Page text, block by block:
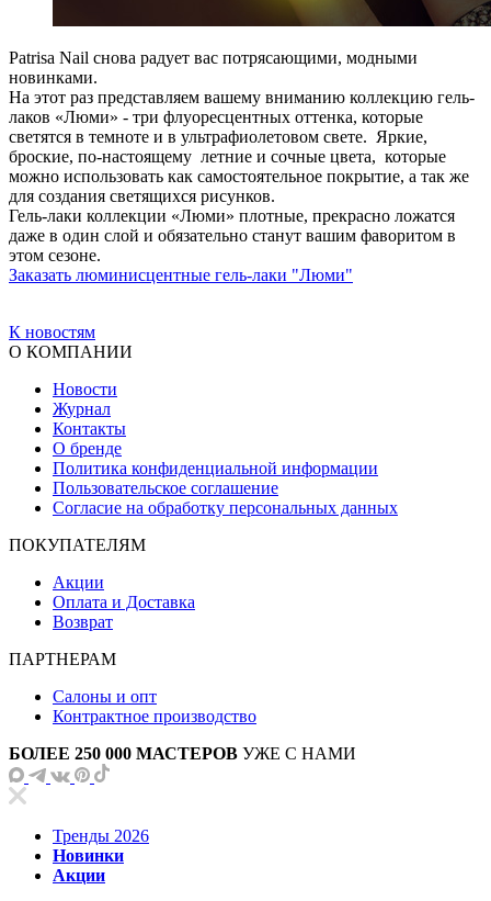
Patrisa Nail снова радует вас потрясающими, модными
новинками.
На этот раз представляем вашему вниманию коллекцию гель-
лаков «Люми» - три флуоресцентных оттенка, которые
светятся в темноте и в ультрафиолетовом свете. Яркие,
броские, по-настоящему летние и сочные цвета, которые
можно использовать как самостоятельное покрытие, а так же
для создания светящихся рисунков.
Гель-лаки коллекции «Люми» плотные, прекрасно ложатся
даже в один слой и обязательно станут вашим фаворитом в
этом сезоне.
Заказать люминисцентные гель-лаки "Люми"
К новостям
О КОМПАНИИ
Новости
Журнал
Контакты
О бренде
Политика конфиденциальной информации
Пользовательское соглашение
Согласие на обработку персональных данных
ПОКУПАТЕЛЯМ
Акции
Оплата и Доставка
Возврат
ПАРТНЕРАМ
Салоны и опт
Контрактное производство
БОЛЕЕ 250 000 МАСТЕРОВ УЖЕ С НАМИ
Тренды 2026
Новинки
Акции